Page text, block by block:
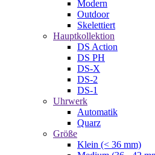
Modern
Outdoor
Skelettiert
Hauptkollektion
DS Action
DS PH
DS-X
DS-2
DS-1
Uhrwerk
Automatik
Quarz
Größe
Klein (< 36 mm)